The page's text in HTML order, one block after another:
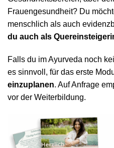
Frauengesundheit? Du
menschlich als auch
du auch als
Falls du im Ayurveda noch
es sinnvoll, für das erste
einzuplanen. Auf Anfrage
vor der Weiterbildung.